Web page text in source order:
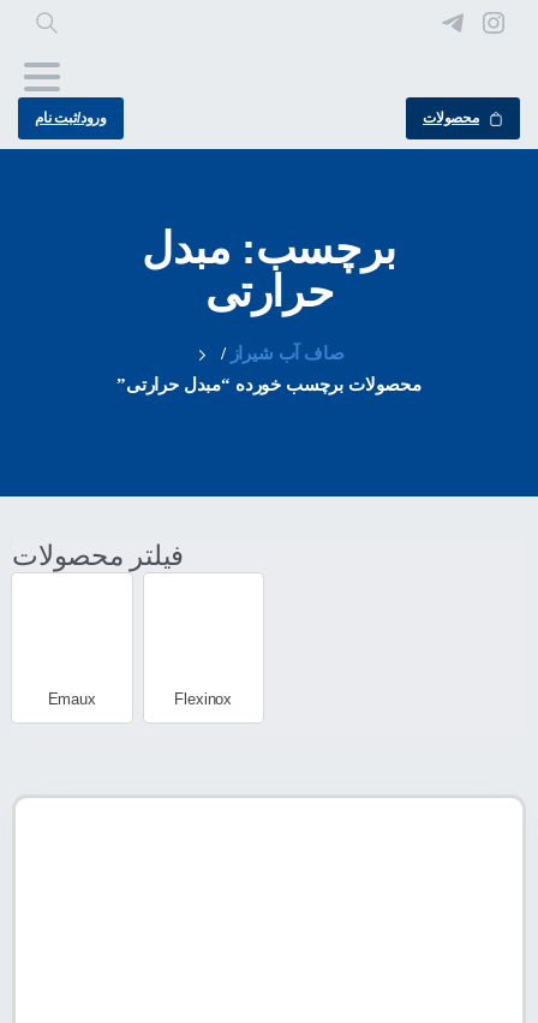
محصولات ورود/ثبت نام
برچسب: مبدل
حرارتی
صاف آب شیراز /
محصولات برچسب خورده “مبدل حرارتی”
فیلتر محصولات
Flexinox
Emaux